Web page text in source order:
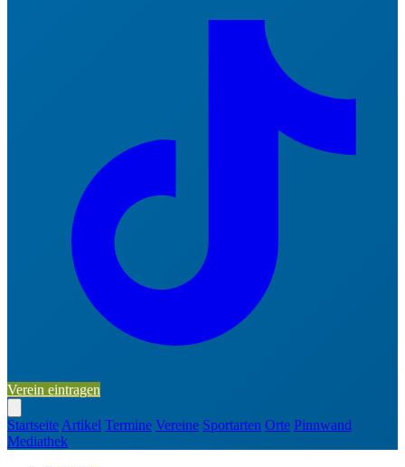
Verein eintragen
Startseite Artikel Termine Vereine Sportarten Orte Pinnwand
Mediathek